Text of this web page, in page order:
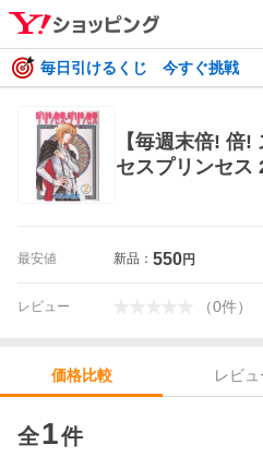
毎日引けるくじ 今すぐ挑戦
【毎週末倍! 倍
セスプリンセス
最安値 新品： 550円
レビュー （0件）
価格比較 レビュ
全1件